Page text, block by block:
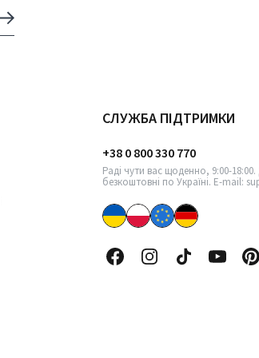
СЛУЖБА ПІДТРИМКИ
+38 0 800 330 770
Раді чути вас щоденно, 9:00-18:00.
безкоштовні по Україні. E-mail: